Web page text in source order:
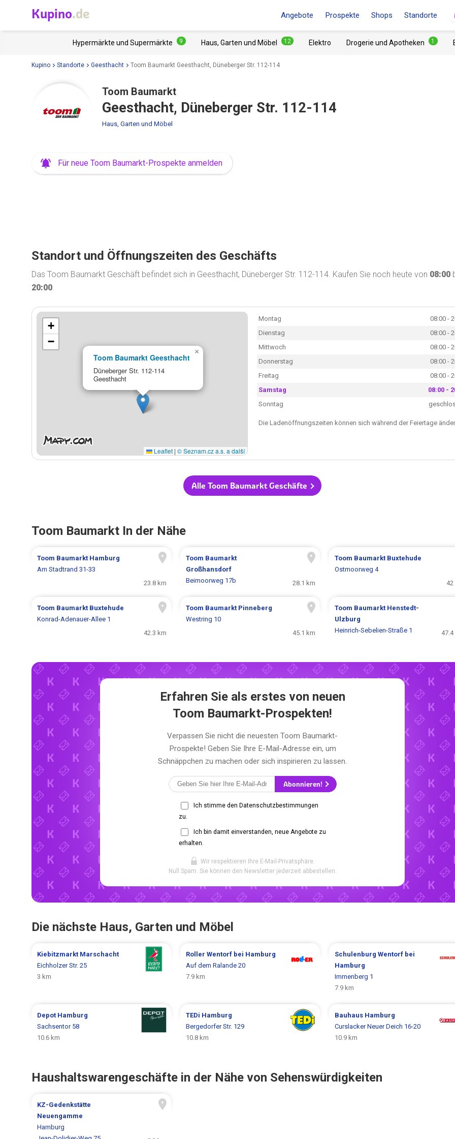
Kupino.de Angebote Prospekte Shops Standorte
Hypermärkte und Supermärkte 9 Haus, Garten und Möbel 12 Elektro Drogerie und Apotheken 1
Kupino Standorte Geesthacht Toom Baumarkt Geesthacht, Düneberger Str. 112-114
Toom Baumarkt
Geesthacht, Düneberger Str. 112-114
Haus, Garten und Möbel
Für neue Toom Baumarkt-Prospekte anmelden
Standort und Öffnungszeiten des Geschäfts
Das Toom Baumarkt Geschäft befindet sich in Geesthacht, Düneberger Str. 112-114. Kaufen Sie noch heute von 08:00
20:00.
Toom Baumarkt Geesthacht
Düneberger Str. 112-114
Geesthacht
×
+
−
Leaflet | © Seznam.cz a.s. a další
Montag
08:00 -
Dienstag
08:00 -
Mittwoch
08:00 -
Donnerstag
08:00 -
Freitag
08:00 -
Samstag
08:00 -
Sonntag
Die Ladenöffnungszeiten können sich während der Feiertage
Alle Toom Baumarkt Geschäfte
Toom Baumarkt In der Nähe
Toom Baumarkt Hamburg
Am Stadtrand 31-33
23.8 km
Toom Baumarkt
Großhansdorf
Beimoorweg 17b
28.1 km
Toom Baumarkt Buxtehude
Ostmoorweg 4
42
Toom Baumarkt Buxtehude
Konrad-Adenauer-Allee 1
42.3 km
Toom Baumarkt Pinneberg
Westring 10
45.1 km
Toom Baumarkt Henstedt-
Ulzburg
Heinrich-Sebelien-Straße 1
Erfahren Sie als erstes von neuen
Toom Baumarkt-Prospekten!
Verpassen Sie nicht die neuesten Toom Baumarkt-
Prospekte! Geben Sie Ihre E-Mail-Adresse ein, um
Schnäppchen zu machen oder sich inspirieren zu lassen.
Abonnieren!
Ich stimme den Datenschutzbestimmungen
zu.
Ich bin damit einverstanden, neue Angebote zu
erhalten.
Wir respektieren Ihre E-Mail-Privatsphäre.
Null Spam. Sie können den Newsletter jederzeit abbestellen.
Die nächste Haus, Garten und Möbel
Kiebitzmarkt Marschacht
Eichholzer Str. 25
3 km
Roller Wentorf bei Hamburg
Auf dem Ralande 20
7.9 km
Schulenburg Wentorf bei
Hamburg
Immenberg 1
7.9 km
Depot Hamburg
Sachsentor 58
10.6 km
TEDi Hamburg
Bergedorfer Str. 129
10.8 km
Bauhaus Hamburg
Curslacker Neuer Deich 16-20
10.9 km
Haushaltswarengeschäfte in der Nähe von Sehenswürdigkeiten
KZ-Gedenkstätte
Neuengamme
Hamburg